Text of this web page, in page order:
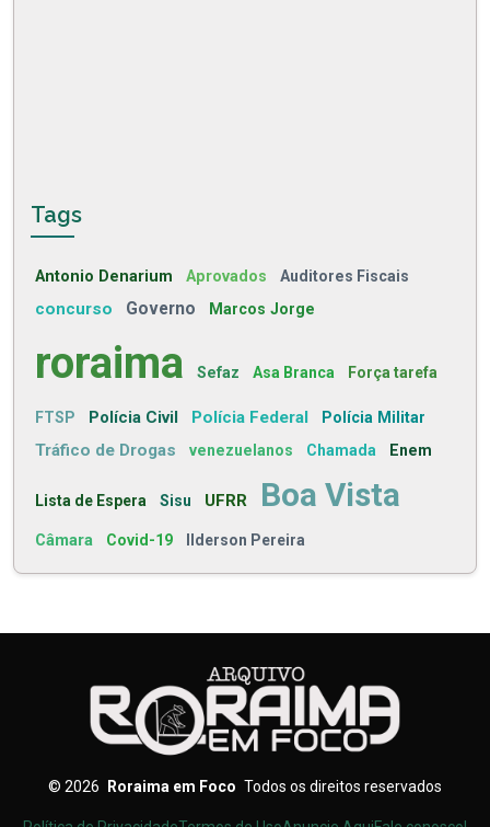
Tags
Antonio Denarium Aprovados Auditores Fiscais
concurso Governo Marcos Jorge
roraima Sefaz Asa Branca Força tarefa
FTSP Polícia Civil Polícia Federal Polícia Militar
Tráfico de Drogas venezuelanos Chamada Enem
Lista de Espera Sisu UFRR Boa Vista
Câmara Covid-19 Ilderson Pereira
© 2026 Roraima em Foco Todos os direitos reservados